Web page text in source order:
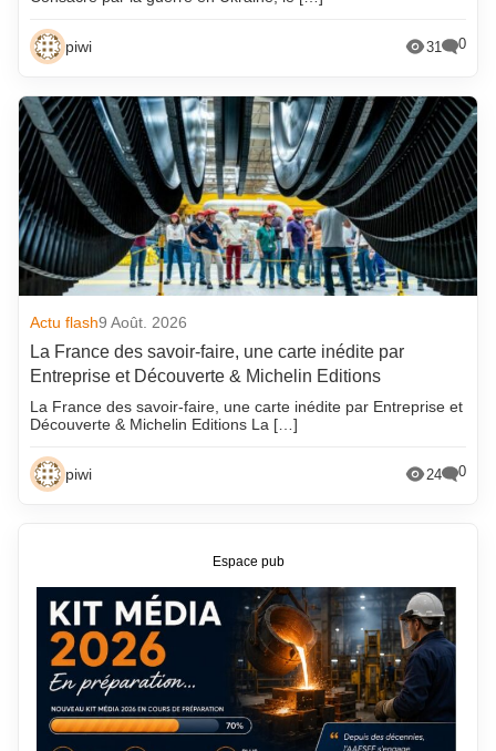
piwi 31 0
Actu flash9 Août. 2026
La France des savoir-faire, une carte inédite par
Entreprise et Découverte & Michelin Editions
La France des savoir-faire, une carte inédite par Entreprise et
Découverte & Michelin Editions La […]
piwi 24 0
Espace pub